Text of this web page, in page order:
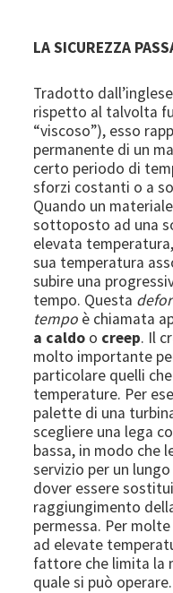
LA SICUREZZA
Tradotto dall’inglese
rispetto al talvolta
“viscoso”), esso
permanente di un
certo periodo di
sforzi costanti o a
Quando un
sottoposto ad una
elevata
sua temperatura
subire una
tempo. Questa
tempo è chiamata
a caldo o creep. Il
molto importante
particolare quelli
temperature. Per
palette di una
scegliere una lega
bassa, in modo che
servizio per un
dover essere
raggiungimento
permessa. Per
ad elevate
fattore che limita la
quale si può operare.